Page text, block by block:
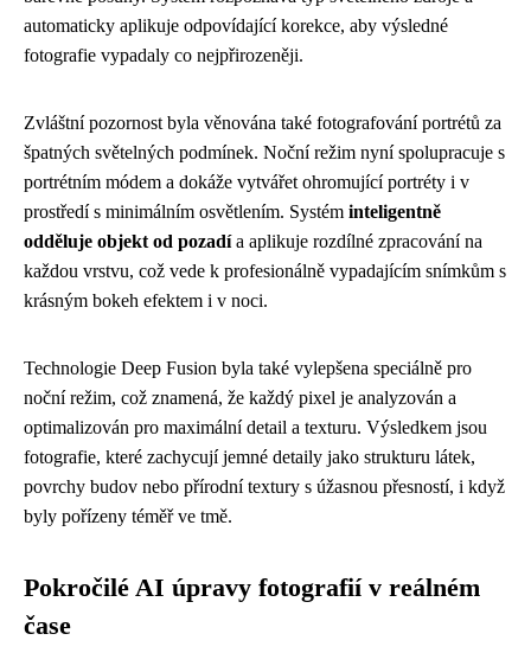
automaticky aplikuje odpovídající korekce, aby výsledné
fotografie vypadaly co nejpřirozeněji.
Zvláštní pozornost byla věnována také fotografování portrétů za
špatných světelných podmínek. Noční režim nyní spolupracuje s
portrétním módem a dokáže vytvářet ohromující portréty i v
prostředí s minimálním osvětlením. Systém inteligentně
odděluje objekt od pozadía aplikuje rozdílné zpracování na
každou vrstvu, což vede k profesionálně vypadajícím snímkům s
krásným bokeh efektem i v noci.
Technologie Deep Fusion byla také vylepšena speciálně pro
noční režim, což znamená, že každý pixel je analyzován a
optimalizován pro maximální detail a texturu. Výsledkem jsou
fotografie, které zachycují jemné detaily jako strukturu látek,
povrchy budov nebo přírodní textury s úžasnou přesností, i když
byly pořízeny téměř ve tmě.
Pokročilé AI úpravy fotografií v reálném
čase